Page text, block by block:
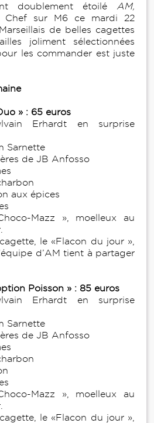
doublement étoilé AM,
Chef sur M6 ce mardi 22
de belles cagettes
joliment sélectionnées
les commander est juste
» : 65 euros
Erhardt en surprise
Sarnette
de JB Anfosso
aux épices
Mazz », moelleux au
le «Flacon du jour »,
d’AM tient à partager
Poisson » : 85 euros
Erhardt en surprise
Sarnette
de JB Anfosso
Mazz », moelleux au
le «Flacon du jour »,